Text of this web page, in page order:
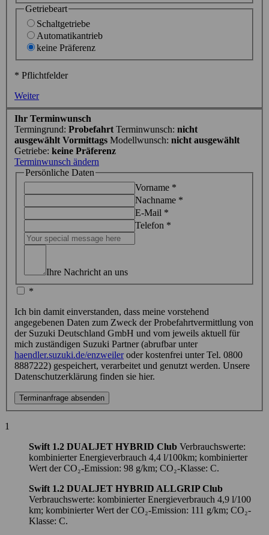
Getriebeart
Schaltgetriebe
Automatikantrieb
keine Präferenz
* Pflichtfelder
Weiter
Ihr Terminwunsch
Termingrund: Probefahrt Terminwunsch: nicht
ausgewählt Vormittags Modellwunsch: nicht ausgewählt
Getriebe: keine Präferenz
Terminwunsch ändern
Persönliche Daten
Vorname *
Nachname *
E-Mail *
Telefon *
Ihre Nachricht an uns
*
Ich bin damit einverstanden, dass meine vorstehend
angegebenen Daten zum Zweck der Probefahrtvermittlung von
der Suzuki Deutschland GmbH und vom jeweils aktuell für
mich zuständigen Suzuki Partner (abrufbar unter
haendler.suzuki.de/enzweileroder kostenfrei unter Tel. 0800
8887222) gespeichert, verarbeitet und genutzt werden. Unsere
Datenschutzerklärung finden sie hier.
Terminanfrage absenden
1
Swift 1.2 DUALJET HYBRID Club Verbrauchswerte:
kombinierter Energieverbrauch 4,4 l/100km; kombinierter
Wert der CO₂-Emission: 98 g/km; CO₂-Klasse: C.
Swift 1.2 DUALJET HYBRID ALLGRIP Club
Verbrauchswerte: kombinierter Energieverbrauch 4,9 l/100
km; kombinierter Wert der CO₂-Emission: 111 g/km; CO₂-
Klasse: C.